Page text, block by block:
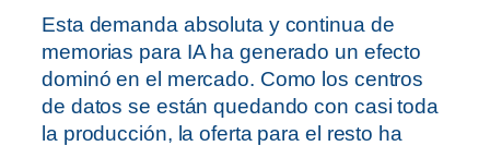
Esta demanda absoluta y continua de
memorias para IA ha generado un efecto
dominó en el mercado. Como los centros
de datos se están quedando con casi toda
la producción, la oferta para el resto ha